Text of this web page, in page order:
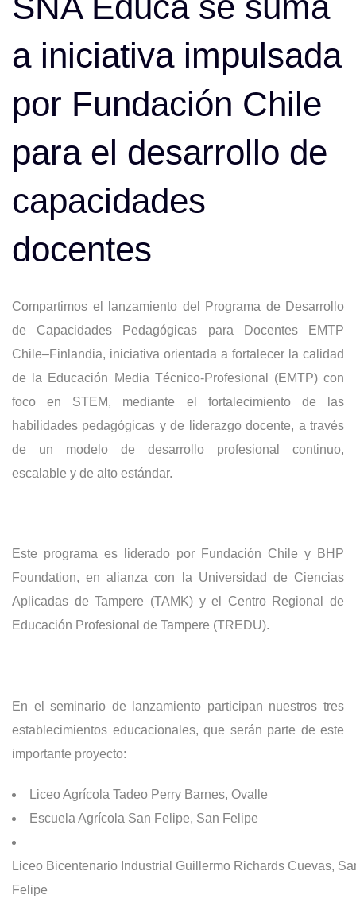
a iniciativa impulsada
por Fundación Chile
para el desarrollo de
capacidades
docentes
Compartimos el lanzamiento del Programa de Desarrollo
de Capacidades Pedagógicas para Docentes EMTP
Chile–Finlandia, iniciativa orientada a fortalecer la calidad
de la Educación Media Técnico-Profesional (EMTP) con
foco en STEM, mediante el fortalecimiento de las
habilidades pedagógicas y de liderazgo docente, a través
de un modelo de desarrollo profesional continuo,
escalable y de alto estándar.
Este programa es liderado por Fundación Chile y BHP
Foundation, en alianza con la Universidad de Ciencias
Aplicadas de Tampere (TAMK) y el Centro Regional de
Educación Profesional de Tampere (TREDU).
En el seminario de lanzamiento participan nuestros tres
establecimientos educacionales, que serán parte de este
importante proyecto:
Liceo Agrícola Tadeo Perry Barnes, Ovalle
Escuela Agrícola San Felipe, San Felipe
Liceo Bicentenario Industrial Guillermo Richards Cuevas,
Felipe